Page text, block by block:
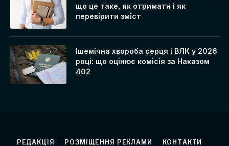
що це таке, як отримати і як
перевірити зміст
Ішемічна хвороба серця і ВЛК у 2026
році: що оцінює комісія за Наказом
402
РЕДАКЦІЯ РОЗМІЩЕННЯ РЕКЛАМИ КОНТАКТИ